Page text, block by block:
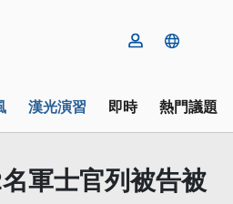
漢光演習 即時 熱門議題
軍士官列被告被